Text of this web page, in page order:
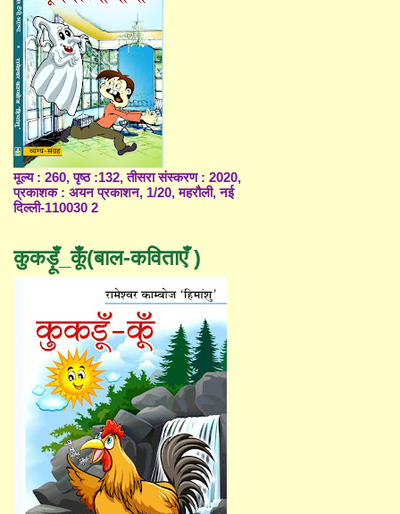
मूल्य : 260, पृष्ठ :132, तीसरा संस्करण : 2020,
प्रकाशक : अयन प्रकाशन, 1/20, महरौली, नई
दिल्ली-110030 2
कुकड़ूँ_कूँ(बाल-कविताएँ )